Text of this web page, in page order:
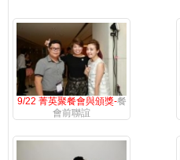
9/22 菁英聚餐會與頒獎-餐
會前聯誼